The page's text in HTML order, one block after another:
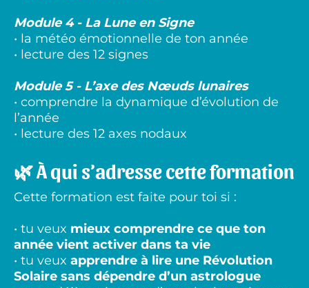
Module 4 - La Lune en Signe
• la météo émotionnelle de ton année
• lecture des 12 signes
Module 5 - L’axe des Nœuds lunaires
• comprendre la dynamique d’évolution de
l’année
• lecture des 12 axes nodaux
🌿 À qui s’adresse cette formation
Cette formation est faite pour toi si :
• tu veux mieux comprendre ce que ton
année vient activer dans ta vie
• tu veux apprendre à lire une Révolution
Solaire sans dépendre d’un astrologue